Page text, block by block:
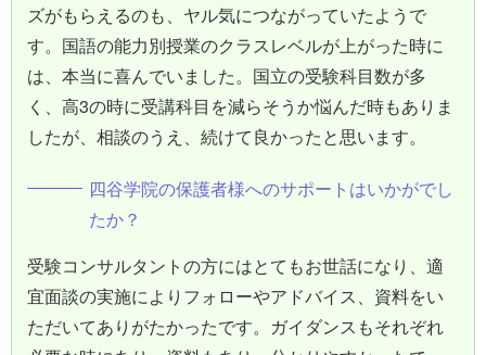
ズがもらえるのも、ヤル気につながっていたようで
す。国語の能力別授業のクラスレベルが上がった時に
は、本当に喜んでいました。国立の受験科目数が多
く、高3の時に受講科目を減らそうか悩んだ時もありま
したが、相談のうえ、続けて良かったと思います。
四谷学院の保護者様へのサポートはいかがでし
たか？
受験コンサルタントの方にはとてもお世話になり、適
宜面談の実施によりフォローやアドバイス、資料をい
ただいてありがたかったです。ガイダンスもそれぞれ